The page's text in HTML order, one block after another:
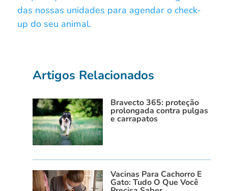
das nossas unidades para agendar o check-
up do seu animal.
Artigos Relacionados
Bravecto 365: proteção
prolongada contra pulgas
e carrapatos
Vacinas Para Cachorro E
Gato: Tudo O Que Você